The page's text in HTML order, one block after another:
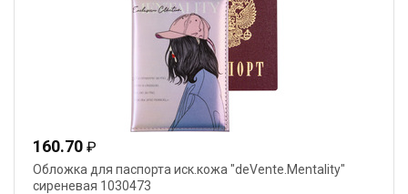
160.70 ₽
Обложка для паспорта иск.кожа "deVente.Mentality"
сиреневая 1030473